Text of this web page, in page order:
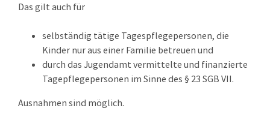
Das gilt auch für
selbständig tätige Tagespflegepersonen, die
Kinder nur aus einer Familie betreuen und
durch das Jugendamt vermittelte und finanzierte
Tagepflegepersonen im Sinne des § 23 SGB VII.
Ausnahmen sind möglich.